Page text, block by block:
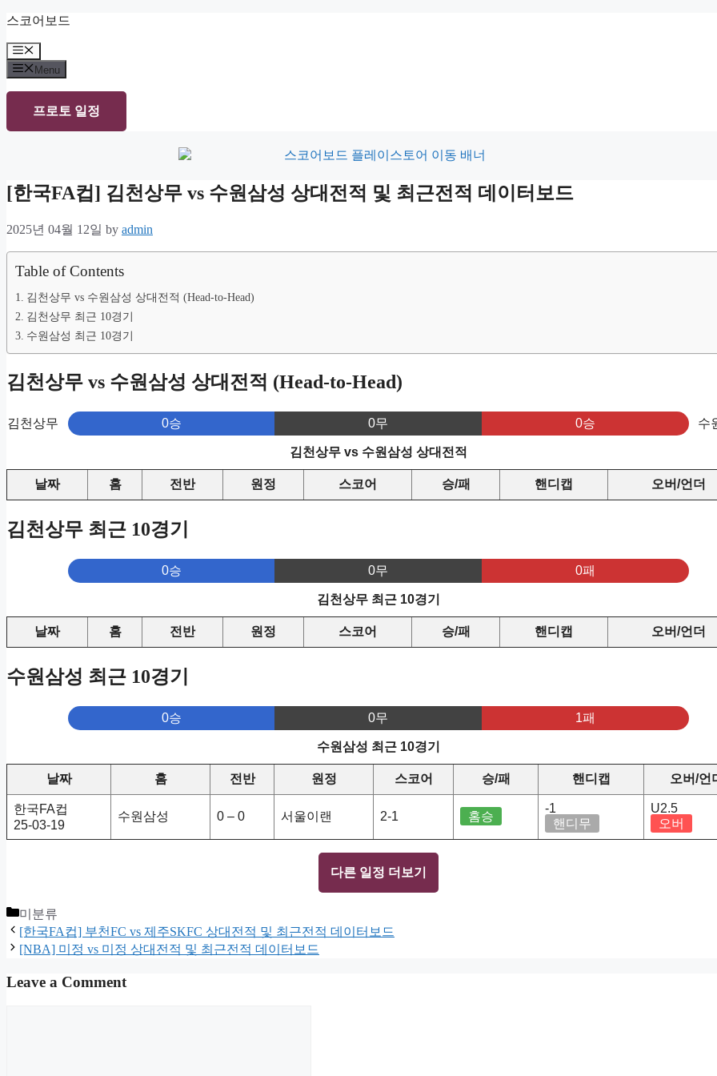
Skip
content
스코어보드
Menu
Menu
프로토 일정
[한국FA컵] 김천상무 vs 수원삼성 상대전적 및 최근전적 데이터보드
2025년 04월 12일 by admin
Table of Contents
김천상무 vs 수원삼성 상대전적 (Head-to-Head)
김천상무 최근 10경기
수원삼성 최근 10경기
김천상무 vs 수원삼성 상대전적 (Head-to-Head)
김천상무 0승 0무 0승 수
김천상무 vs 수원삼성 상대전적
날짜 홈 전반 원정 스코어 승/패 핸디캡 오버/언더
김천상무 최근 10경기
0승 0무 0패
김천상무 최근 10경기
날짜 홈 전반 원정 스코어 승/패 핸디캡 오버/언더
수원삼성 최근 10경기
0승 0무 1패
수원삼성 최근 10경기
날짜 홈 전반 원정 스코어 승/패 핸디캡 오버/언
한국FA컵
25-03-19
수원삼성 0 – 0 서울이랜 2-1 홈승
-1
핸디무
U2.5
오버
다른 일정 더보기
Categories
미분류
[한국FA컵] 부천FC vs 제주SKFC 상대전적 및 최근전적 데이터보드
[NBA] 미정 vs 미정 상대전적 및 최근전적 데이터보드
Leave a Comment